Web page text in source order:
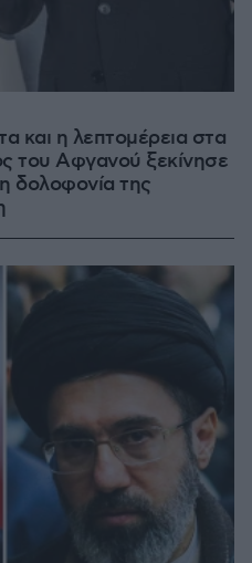
και η λεπτομέρεια στα
του Αφγανού ξεκίνησε
δολοφονία της